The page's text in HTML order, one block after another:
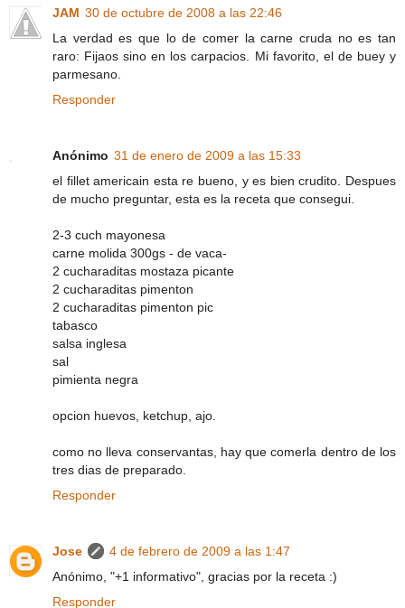
JAM 30 de octubre de 2008 a las 22:46
La verdad es que lo de comer la carne cruda no es tan
raro: Fijaos sino en los carpacios. Mi favorito, el de buey y
parmesano.
Responder
Anónimo 31 de enero de 2009 a las 15:33
el fillet americain esta re bueno, y es bien crudito. Despues
de mucho preguntar, esta es la receta que consegui.
2-3 cuch mayonesa
carne molida 300gs - de vaca-
2 cucharaditas mostaza picante
2 cucharaditas pimenton
2 cucharaditas pimenton pic
tabasco
salsa inglesa
sal
pimienta negra
opcion huevos, ketchup, ajo.
como no lleva conservantas, hay que comerla dentro de los
tres dias de preparado.
Responder
Jose
4 de febrero de 2009 a las 1:47
Anónimo, "+1 informativo", gracias por la receta :)
Responder